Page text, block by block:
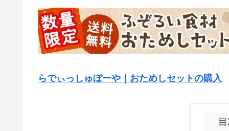
らでぃっしゅぼーや｜おためしセットの購入